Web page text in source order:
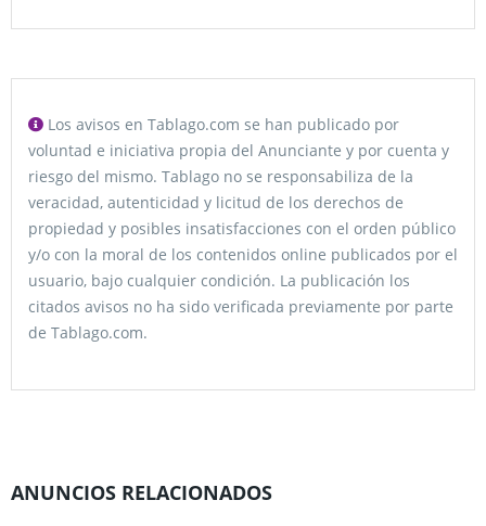
Los avisos en Tablago.com se han publicado por
voluntad e iniciativa propia del Anunciante y por cuenta y
riesgo del mismo. Tablago no se responsabiliza de la
veracidad, autenticidad y licitud de los derechos de
propiedad y posibles insatisfacciones con el orden público
y/o con la moral de los contenidos online publicados por el
usuario, bajo cualquier condición. La publicación los
citados avisos no ha sido verificada previamente por parte
de Tablago.com.
ANUNCIOS RELACIONADOS